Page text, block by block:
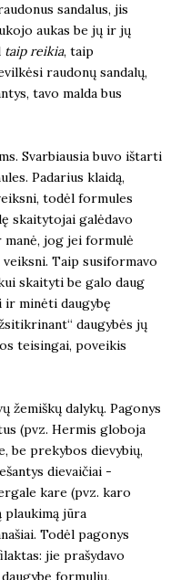
sandalus, jis
aukas be jų ir jų
taip reikia, taip
raudonų sandalų,
tavo malda bus
Svarbiausia buvo ištarti
Padarius klaidą,
todėl formules
skaitytojai galėdavo
jog jei formulė
Taip susiformavo
skaityti be galo daug
minėti daugybę
daugybės jų
teisingai, poveikis
žemiškų dalykų. Pagonys
(pvz. Hermis globoja
be prekybos dievybių,
dievaičiai -
kare (pvz. karo
plaukimą jūra
Todėl pagonys
jie prašydavo
formulių,